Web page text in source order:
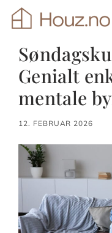
Hopp
Genialt
mentale
12. FEBRUAR 2026